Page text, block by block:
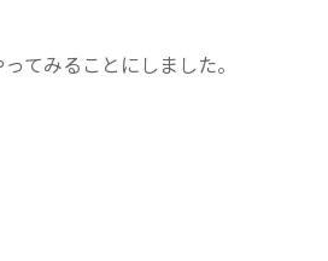
てみることにしました。